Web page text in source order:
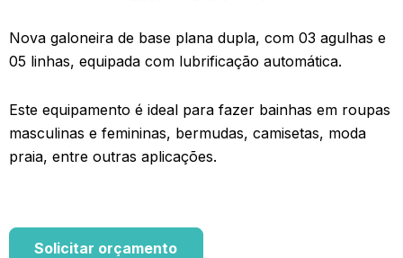
Nova galoneira de base plana dupla, com 03 agulhas e
05 linhas, equipada com lubrificação automática.
Este equipamento é ideal para fazer bainhas em roupas
masculinas e femininas, bermudas, camisetas, moda
praia, entre outras aplicações.
Solicitar orçamento